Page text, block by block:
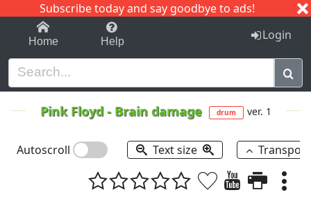
Subscribe today and say goodbye to ads!
1-9 C I J
Home Help Login
Pink Floyd- Brain damage drum ver. 1
Autoscroll Text size